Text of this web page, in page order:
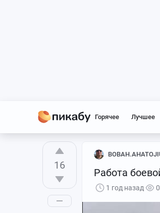
Горячее Лучшее
16
Работа
1 год назад 0